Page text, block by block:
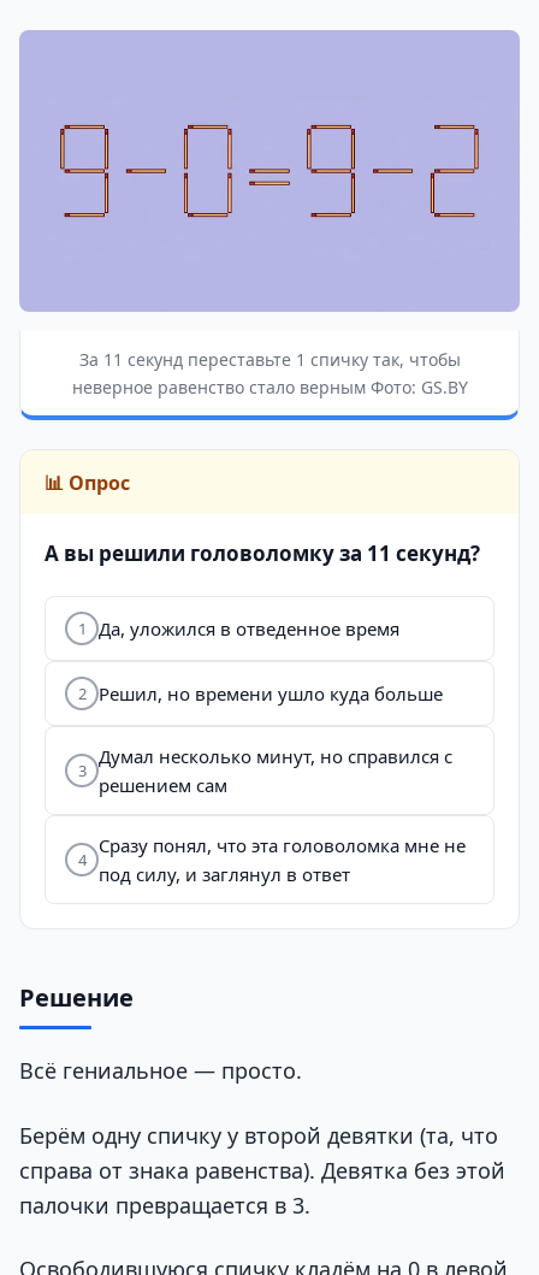
За 11 секунд переставьте 1 спичку так, чтобы
неверное равенство стало верным Фото: GS.BY
📊 Опрос
А вы решили головоломку за 11 секунд?
1 Да, уложился в отведенное время
2 Решил, но времени ушло куда больше
3
Думал несколько минут, но справился с
решением сам
4
Сразу понял, что эта головоломка мне не
под силу, и заглянул в ответ
Решение
Всё гениальное — просто.
Берём одну спичку у второй девятки (та, что
справа от знака равенства). Девятка без этой
палочки превращается в 3.
Освободившуюся спичку кладём на 0 в левой